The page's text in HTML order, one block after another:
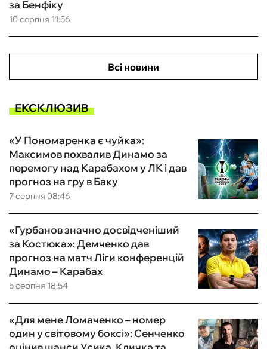
10 серпня 11:56
за Бенфіку
Всі новини
ЕКСКЛЮЗИВ
7 серпня 08:46
«У Пономаренка є чуйка»:
Максимов похвалив Динамо за
перемогу над Карабахом у ЛК і дав
прогноз на гру в Баку
5 серпня 18:54
«Гурбанов значно досвідченіший
за Костюка»: Демченко дав
прогноз на матч Ліги конференцій
Динамо – Карабах
«Для мене Ломаченко – номер
один у світовому боксі»: Сенченко